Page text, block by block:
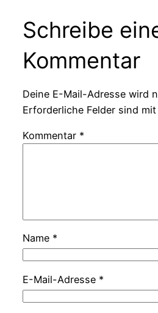
Schreibe
Kommentar
Deine E-Mail-Adresse wird
Erforderliche Felder sind mit
Kommentar *
Name *
E-Mail-Adresse *